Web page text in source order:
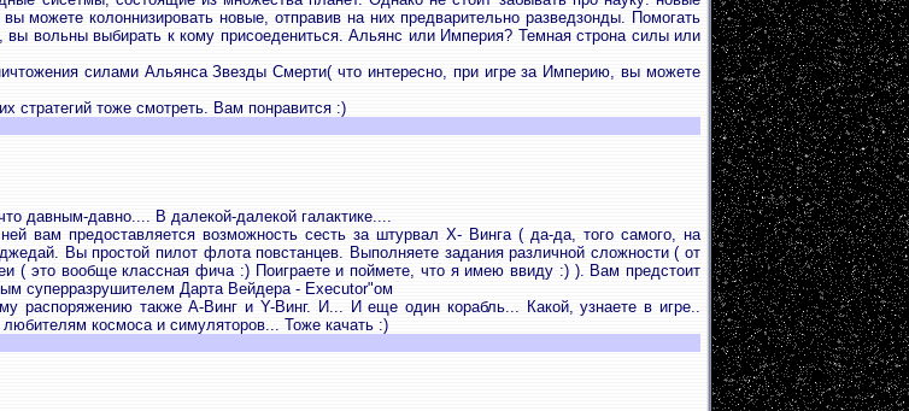
колоннизировать новые, отправив на них предварительно разведзонды. Помогать
вольны выбирать к кому присоедениться. Альянс или Империя? Темная строна силы или
силами Альянса Звезды Смерти( что интересно, при игре за Империю, вы можете
стратегий тоже смотреть. Вам понравится :)
давным-давно.... В далекой-далекой галактике....
вам предоставляется возможность сесть за штурвал Х- Винга ( да-да, того самого, на
Вы простой пилот флота повстанцев. Выполняете задания различной сложности ( от
( это вообще классная фича :) Поиграете и поймете, что я имею ввиду :) ). Вам предстоит
суперразрушителем Дарта Вейдера - Executor"ом
распоряжению также А-Винг и Y-Винг. И... И еще один корабль... Какой, узнаете в игре..
космоса и симуляторов... Тоже качать :)